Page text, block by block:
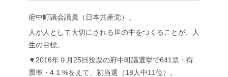
府中町議会議員（日本共産党）。
人が人として大切にされる世の中をつくることが、人
生の目標。
▼2016年９月25日投票の府中町議選挙で641票・得
票率・4.1 %をえて、初当選（18人中11位）。